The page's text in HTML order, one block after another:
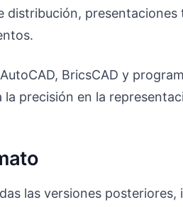
distribución,
BricsCAD y
precisión en la
las versiones posteriores,